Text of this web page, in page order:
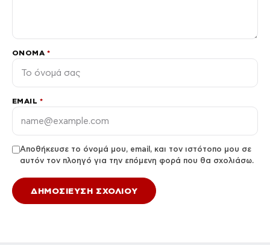
ΌΝΟΜΑ *
EMAIL *
Αποθήκευσε το όνομά μου, email, και τον ιστότοπο μου σε
αυτόν τον πλοηγό για την επόμενη φορά που θα σχολιάσω.